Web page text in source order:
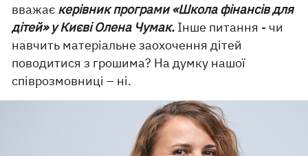
вважає керівник програми «Школа фінансів для
дітей» у Києві Олена Чумак. Інше питання - чи
навчить матеріальне заохочення дітей
поводитися з грошима? На думку нашої
співрозмовниці – ні.